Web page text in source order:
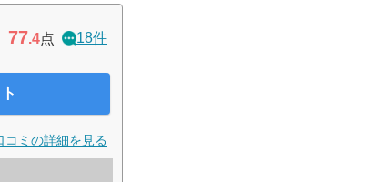
77.4点 18件
コミの詳細を見る